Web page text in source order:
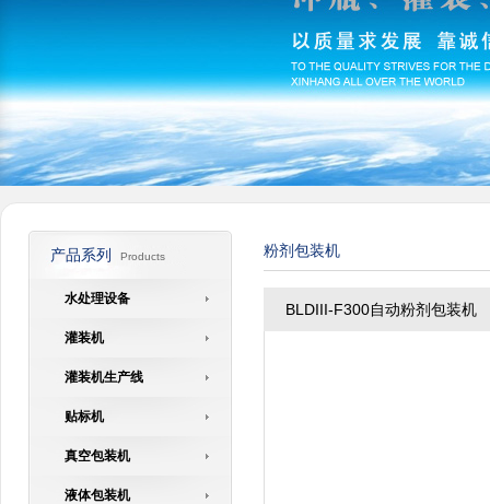
产品系列 Products
水处理设备
灌装机
灌装机生产线
贴标机
真空包装机
液体包装机
粉剂包装机
BLDIII-F300自动粉剂包装机